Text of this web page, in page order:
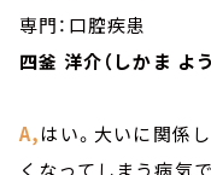
専門：口腔疾患
四釜 洋介（しかま よ
A,はい。大いに関係
くなってしまう病気